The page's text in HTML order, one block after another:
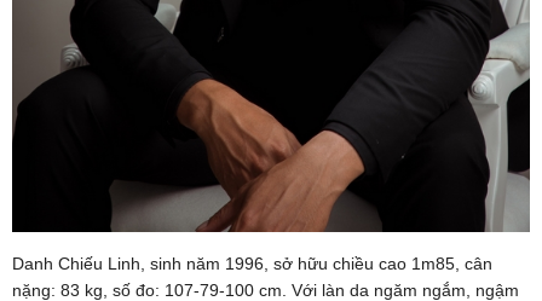
Danh Chiếu Linh, sinh năm 1996, sở hữu chiều cao 1m85, cân
nặng: 83 kg, số đo: 107-79-100 cm. Với làn da ngăm ngắm, ngậm